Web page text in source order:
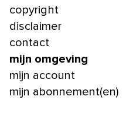
copyright
disclaimer
contact
mijn omgeving
mijn account
mijn abonnement(en)